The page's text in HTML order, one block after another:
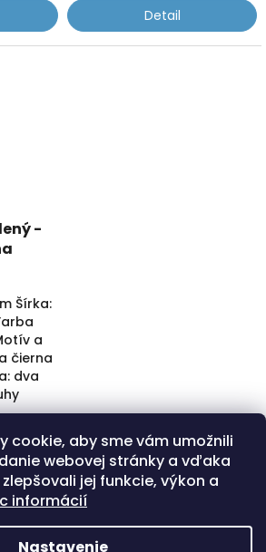
cookie, aby sme vám umožnili
webovej stránky a vďaka
jej funkcie, výkon a
informácií
Nastavenie
Detail
-
Šírka:
a
čierna
dva
O
v
5položiek celkom